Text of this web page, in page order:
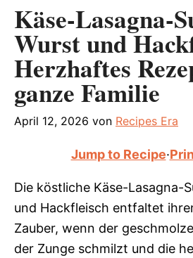
Käse-Lasagna-
Wurst und
Herzhaftes
ganze Familie
April 12, 2026 von Recipes Era
Jump to Recipe·
Die köstliche Käse-Lasagna-
und Hackfleisch entfaltet
Zauber, wenn der
der Zunge schmilzt und die